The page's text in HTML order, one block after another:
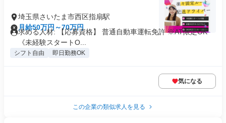
埼玉県さいたま市西区指扇駅
月給50万円～70万円
求める人材: 【応募資格】 普通自動車運転免許 ※AT限定OK
《未経験スタートO...
シフト自由 即日勤務OK
気になる
この企業の類似求人を見る